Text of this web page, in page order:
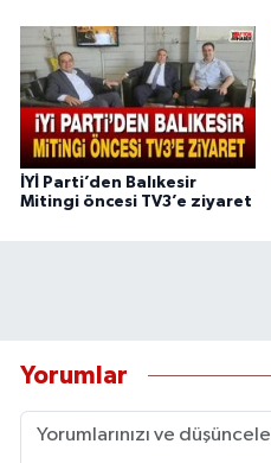
İYİ Parti’den Balıkesir
Mitingi öncesi TV3’e ziyaret
Yorumlar